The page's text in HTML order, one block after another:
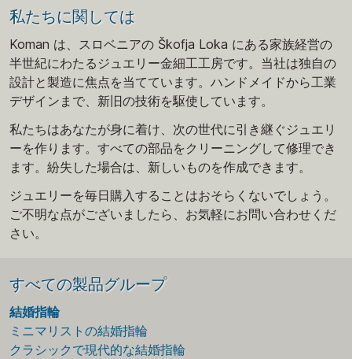
私たちに関しては
Koman は、スロベニアの Škofja Loka にある家族経営の
半世紀にわたるジュエリー金細工工房です。当社は独自の
設計と製造に焦点を当てています。ハンドメイドから工業
デザインまで、新旧の技術を駆使しています。
私たちはあなたが身に着け、次の世代に引き継ぐジュエリ
ーを作ります。すべての部品をクリーニングして修理でき
ます。紛失した場合は、新しいものを作成できます。
ジュエリーを毎日購入することはおそらくないでしょう。
ご不明な点がございましたら、お気軽にお問い合わせくだ
さい。
すべての製品グループ
結婚指輪
ミニマリストの結婚指輪
クラシックで現代的な結婚指輪